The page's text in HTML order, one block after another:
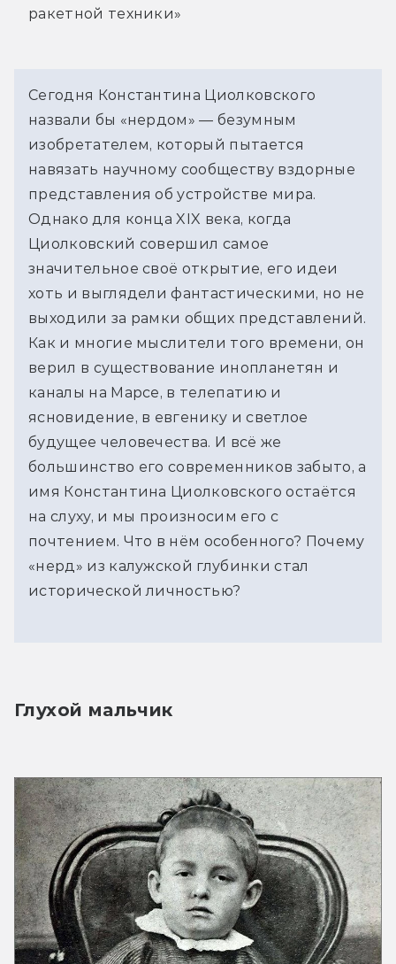
ракетной техники»
Сегодня Константина Циолковского
назвали бы «нердом» — безумным
изобретателем, который пытается
навязать научному сообществу вздорные
представления об устройстве мира.
Однако для конца XIX века, когда
Циолковский совершил самое
значительное своё открытие, его идеи
хоть и выглядели фантастическими, но не
выходили за рамки общих представлений.
Как и многие мыслители того времени, он
верил в существование инопланетян и
каналы на Марсе, в телепатию и
ясновидение, в евгенику и светлое
будущее человечества. И всё же
большинство его современников забыто, а
имя Константина Циолковского остаётся
на слуху, и мы произносим его с
почтением. Что в нём особенного? Почему
«нерд» из калужской глубинки стал
исторической личностью?
Глухой мальчик